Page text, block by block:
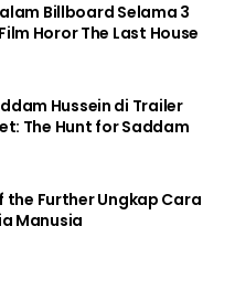
Billboard Selama 3
Horor The Last House
Hussein di Trailer
The Hunt for Saddam
the Further Ungkap Cara
Manusia